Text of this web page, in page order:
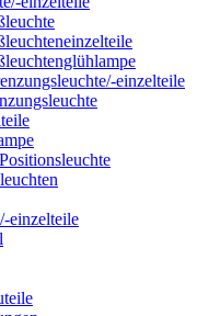
einzelteile
einzelteile